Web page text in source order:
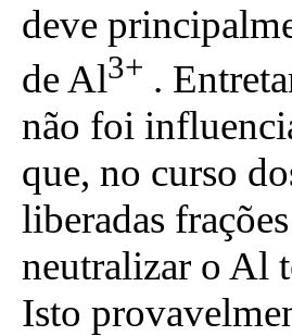
deve
de Al3+ .
não foi
que, no curso
liberadas
neutralizar o Al
Isto